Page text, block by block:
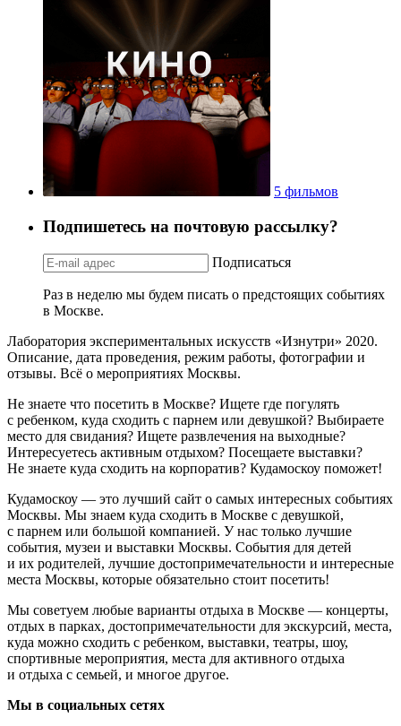
5 фильмов
Подпишетесь на почтовую рассылку?
Подписаться
Раз в неделю мы будем писать о предстоящих событиях
в Москве.
Лаборатория экспериментальных искусств «Изнутри» 2020.
Описание, дата проведения, режим работы, фотографии и
отзывы. Всё о мероприятиях Москвы.
Не знаете что посетить в Москве? Ищете где погулять
с ребенком, куда сходить с парнем или девушкой? Выбираете
место для свидания? Ищете развлечения на выходные?
Интересуетесь активным отдыхом? Посещаете выставки?
Не знаете куда сходить на корпоратив? Кудамоскоу поможет!
Кудамоскоу — это лучший сайт о самых интересных событиях
Москвы. Мы знаем куда сходить в Москве с девушкой,
с парнем или большой компанией. У нас только лучшие
события, музеи и выставки Москвы. События для детей
и их родителей, лучшие достопримечательности и интересные
места Москвы, которые обязательно стоит посетить!
Мы советуем любые варианты отдыха в Москве — концерты,
отдых в парках, достопримечательности для экскурсий, места,
куда можно сходить с ребенком, выставки, театры, шоу,
спортивные мероприятия, места для активного отдыха
и отдыха с семьей, и многое другое.
Мы в социальных сетях